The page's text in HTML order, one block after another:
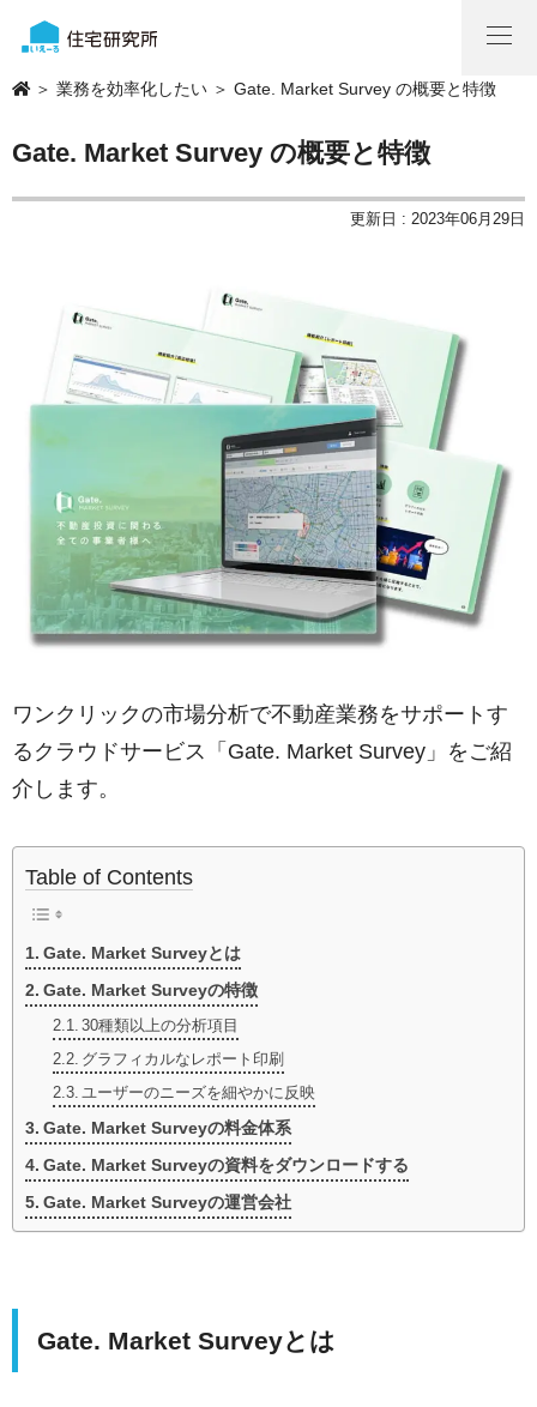
＞ 業務を効率化したい ＞ Gate. Market Survey の概要と特徴
Gate. Market Survey の概要と特徴
更新日 : 2023年06月29日
ワンクリックの市場分析で不動産業務をサポートす
るクラウドサービス「Gate. Market Survey」をご紹
介します。
Table of Contents
Gate. Market Surveyとは
Gate. Market Surveyの特徴
30種類以上の分析項目
グラフィカルなレポート印刷
ユーザーのニーズを細やかに反映
Gate. Market Surveyの料金体系
Gate. Market Surveyの資料をダウンロードする
Gate. Market Surveyの運営会社
Gate. Market Surveyとは